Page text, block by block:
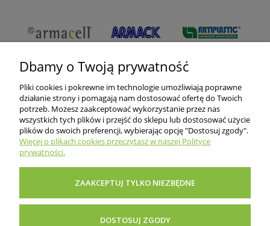
O nas
Dbamy o Twoją prywatność
Pliki cookies i pokrewne im technologie umożliwiają poprawne
działanie strony i pomagają nam dostosować ofertę do Twoich
potrzeb. Możesz zaakceptować wykorzystanie przez nas
wszystkich tych plików i przejść do sklepu lub dostosować użycie
plików do swoich preferencji, wybierając opcję "Dostosuj zgody".
Więcej o plikach cookies przeczytasz w naszej Polityce
prywatności.
ZAAKCEPTUJ TYLKO NIEZBĘDNE
DOSTOSUJ ZGODY